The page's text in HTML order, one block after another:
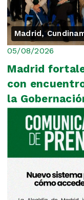
Madrid,
05/08/2026
Madrid
con
la